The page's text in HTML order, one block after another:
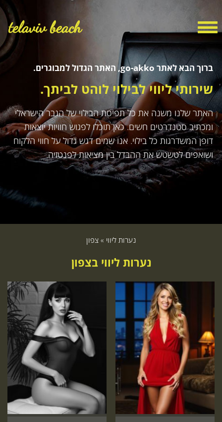
telaviv beach
ברוך הבא לאתר go-akko, האתר הגדול למבוגרים.
שירותי ליווי לבילוי לוהט לביתך.
האתר שלנו משנה את כל תפיסת הבילוי של הגבר הישראלי
ומכתיב סטנדרטים חשים. כאן תוכלו לפגוש חוויות יוצאות
דופן המשדרגות כל בילוי. אנו שמים דגש גדול על חווי הלקוח
ושואפים לטשטש את ההבדל בין מציאות לפנטזיה.
נערות ליווי » צפון
נערות ליווי בצפון